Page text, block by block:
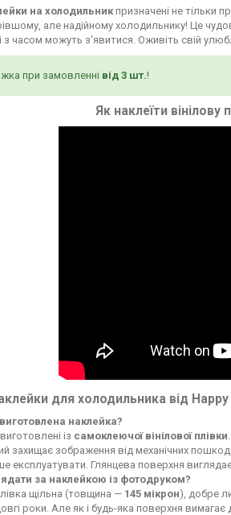
на холодильникпризначені не тільки
але надійному холодильнику! Це
з часом можуть з'явитися. Оживіть свій
при замовленні від 3 шт.!
Як наклеїти вінілову
для холодильника від
виготовлена наклейка?
із самоклеючої вінілової плівки
захищає зображення від механічних
експлуатувати. Глянцева поверхня
за наклейкою із фотодруком?
щільна (товщина — 145 мікрон), добре
роки. Але як і будь-яка поверхня